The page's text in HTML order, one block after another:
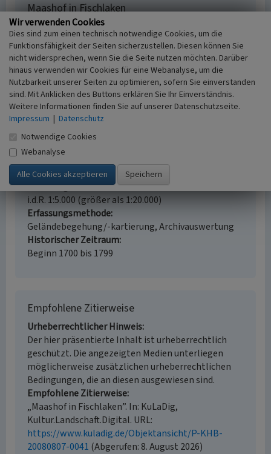
Maashof in Fischlaken
Schlagwörter
Fachwerkgebäude Backsteinmauerwerk
Wirtschaftsgebäude Bruchsteinmauerwerk Hof
(Landwirtschaft)
Straße / Hausnummer
Maasstraße 13
Ort
45239 Essen - Fischlaken
Gesetzlich geschütztes Kulturdenkmal
Ortsfestes Denkmal gem. § 3 DSchG NW
Fachsicht(en)
Kulturlandschaftspflege, Denkmalpflege
Erfassungsmaßstab
i.d.R. 1:5.000 (größer als 1:20.000)
Erfassungsmethode
Geländebegehung/-kartierung, Archivauswertung
Historischer Zeitraum
Beginn 1700 bis 1799
Empfohlene Zitierweise
Urheberrechtlicher Hinweis
Der hier präsentierte Inhalt ist urheberrechtlich
geschützt. Die angezeigten Medien unterliegen
möglicherweise zusätzlichen urheberrechtlichen
Bedingungen, die an diesen ausgewiesen sind.
Empfohlene Zitierweise
„Maashof in Fischlaken”. In: KuLaDig,
Kultur.Landschaft.Digital. URL:
https://www.kuladig.de/Objektansicht/P-KHB-
20080807-0041 (Abgerufen: 8. August 2026)
Wir verwenden Cookies
Dies sind zum einen technisch notwendige Cookies, um die
Funktionsfähigkeit der Seiten sicherzustellen. Diesen können Sie
nicht widersprechen, wenn Sie die Seite nutzen möchten. Darüber
hinaus verwenden wir Cookies für eine Webanalyse, um die
Nutzbarkeit unserer Seiten zu optimieren, sofern Sie einverstanden
sind. Mit Anklicken des Buttons erklären Sie Ihr Einverständnis.
Weitere Informationen finden Sie auf unserer Datenschutzseite.
Impressum | Datenschutz
Notwendige Cookies
Webanalyse